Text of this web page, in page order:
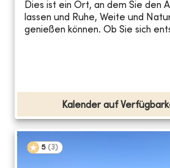
Dies ist ein Ort, an dem Sie den
lassen und Ruhe, Weite und
genießen können. Ob Sie sich
Kalender auf
5 (3)